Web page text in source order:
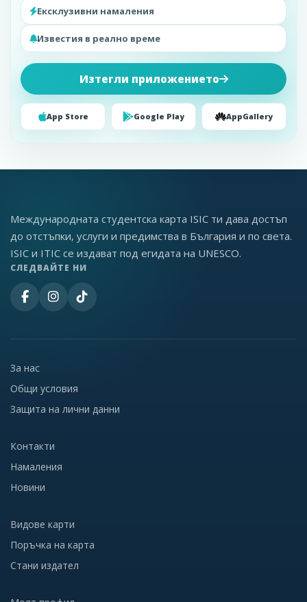
Ексклузивни намаления
Известия в реално време
Изтегли приложението
App Store Google Play AppGallery
Международната студентска карта ISIC ти дава достъп
до отстъпки, услуги и предимства в България и по света.
ISIC и ITIC се издават под егидата на UNESCO.
СЛЕДВАЙТЕ НИ
За нас
Общи условия
Защита на лични данни
Контакти
Намаления
Новини
Видове карти
Поръчка на карта
Стани издател